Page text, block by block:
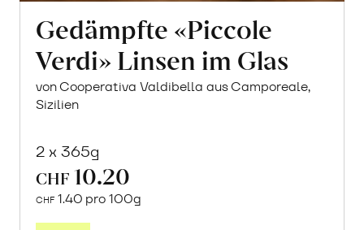
Gedämpfte «Piccole
Verdi» Linsen im Glas
von Cooperativa Valdibella aus Camporeale,
Sizilien
2 x 365g
CHF 10.20
CHF 1.40 pro 100g